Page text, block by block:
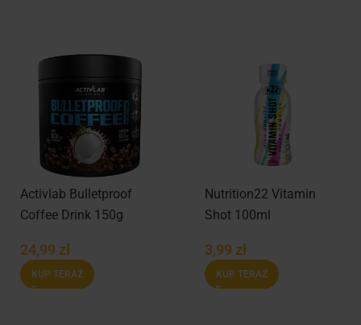
Activlab Bulletproof
Coffee Drink 150g
24,99 zł
KUP TERAZ
Nutrition22 Vitamin
Shot 100ml
3,99 zł
KUP TERAZ